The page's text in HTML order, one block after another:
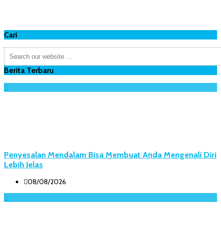
Cari
Berita Terbaru
Penyesalan Mendalam Bisa Membuat Anda Mengenali Diri
Lebih Jelas
08/08/2026